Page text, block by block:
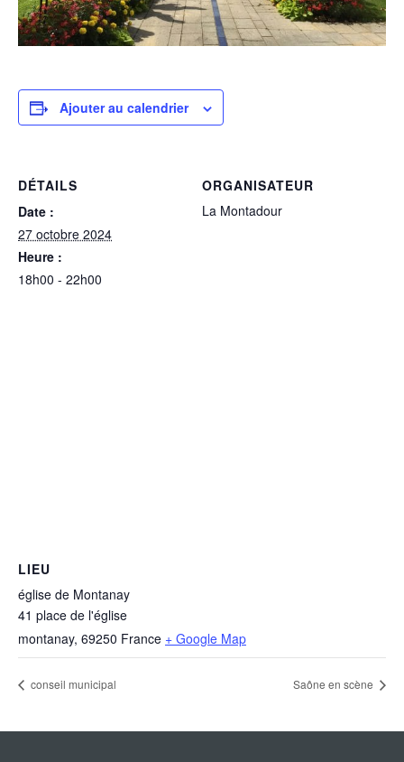
Ajouter au calendrier
DÉTAILS
Date :
27 octobre 2024
Heure :
18h00 - 22h00
ORGANISATEUR
La Montadour
LIEU
église de Montanay
41 place de l'église
montanay, 69250 France + Google Map
conseil municipal Saône en scène